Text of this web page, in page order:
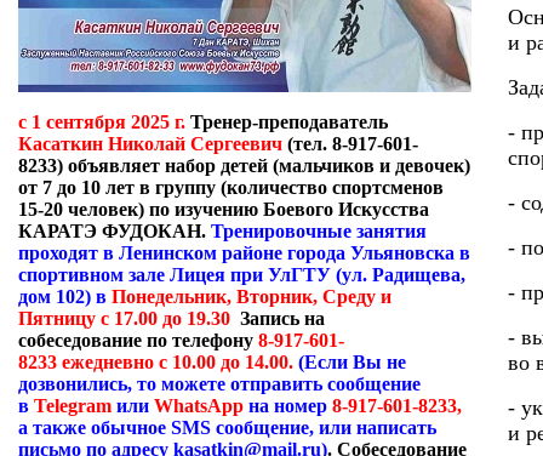
с 1 сентября 2025 г. Тренер-преподаватель
Касаткин Николай Сергеевич (тел. 8-917-601-
8233) объявляет набор детей (мальчиков и девочек)
от 7 до 10 лет в группу (количество спортсменов
15-20 человек) по изучению Боевого Искусства
КАРАТЭ ФУДОКАН. Тренировочные занятия
проходят в Ленинском районе города Ульяновска в
спортивном зале Лицея при УлГТУ (ул. Радищева,
дом 102) в Понедельник, Вторник, Среду и
Пятницу с 17.00 до 19.30 Запись на
собеседование по телефону 8-917-601-
8233 ежедневно с 10.00 до 14.00. (Если Вы не
дозвонились, то можете отправить сообщение
в Telegram или WhatsApp на номер 8-917-601-8233,
а также обычное SMS сообщение, или написать
письмо по адресу kasatkin@mail.ru). Собеседование
и
-
-
-
-
-
во
-
и